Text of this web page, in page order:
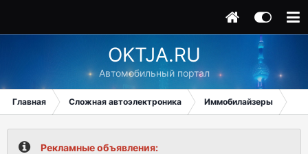
OKTJA.RU
Автомобильный портал
Главная Сложная автоэлектроника Иммобилайзеры
Рекламные объявления: